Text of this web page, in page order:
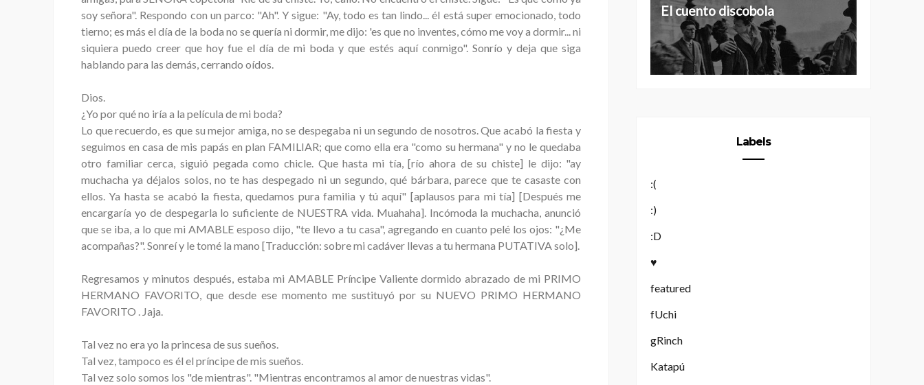
soy señora". Respondo con un parco: "Ah". Y sigue: "Ay, todo es tan lindo... él está super emocionado, todo
tierno; es más el día de la boda no se quería ni dormir, me dijo: 'es que no inventes, cómo me voy a dormir... ni
siquiera puedo creer que hoy fue el día de mi boda y que estés aquí conmigo". Sonrío y deja que siga
hablando para las demás, cerrando oídos.
Dios.
¿Yo por qué no iría a la película de mi boda?
Lo que recuerdo, es que su mejor amiga, no se despegaba ni un segundo de nosotros. Que acabó la fiesta y
seguimos en casa de mis papás en plan FAMILIAR; que como ella era "como su hermana" y no le quedaba
otro familiar cerca, siguió pegada como chicle. Que hasta mi tía, [río ahora de su chiste] le dijo: "ay
muchacha ya déjalos solos, no te has despegado ni un segundo, qué bárbara, parece que te casaste con
ellos. Ya hasta se acabó la fiesta, quedamos pura familia y tú aquí" [aplausos para mi tía] [Después me
encargaría yo de despegarla lo suficiente de NUESTRA vida. Muahaha]. Incómoda la muchacha, anunció
que se iba, a lo que mi AMABLE esposo dijo, "te llevo a tu casa", agregando en cuanto pelé los ojos: "¿Me
acompañas?". Sonreí y le tomé la mano [Traducción: sobre mi cadáver llevas a tu hermana PUTATIVA solo].
Regresamos y minutos después, estaba mi AMABLE Príncipe Valiente dormido abrazado de mi PRIMO
HERMANO FAVORITO, que desde ese momento me sustituyó por su NUEVO PRIMO HERMANO
FAVORITO . Jaja.
Tal vez no era yo la princesa de sus sueños.
Tal vez, tampoco es él el príncipe de mis sueños.
Tal vez solo somos los "de mientras". "Mientras encontramos al amor de nuestras vidas".
Tres grados de separación
El cuento discobola
Labels
:(
:)
:D
♥
featured
fUchi
gRinch
Katapú